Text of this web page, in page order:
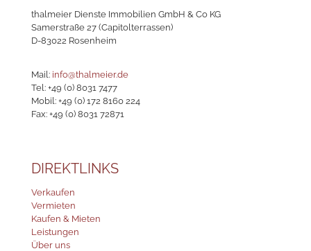
thalmeier Dienste Immobilien GmbH & Co KG
Samerstraße 27 (Capitolterrassen)
D-83022 Rosenheim
Mail: info@thalmeier.de
Tel: +49 (0) 8031 7477
Mobil: +49 (0) 172 8160 224
Fax: +49 (0) 8031 72871
DIREKTLINKS
Verkaufen
Vermieten
Kaufen & Mieten
Leistungen
Über uns